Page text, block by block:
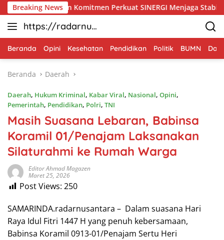
Langsung
ke
konten
Breaking News
Tegaskan Komitmen Perkuat SINERGI Menjaga Stabilitas
https://radarnus
antara.net
Beranda Opini Kesehatan Pendidikan Politik BUMN
Beranda Daerah
Daerah, Hukum Kriminal, Kabar Viral, Nasional, Opini,
Pemerintah, Pendidikan, Polri, TNI
Masih Suasana Lebaran, Babinsa
Koramil 01/Penajam Laksanakan
Silaturahmi ke Rumah Warga
Editor Ahmad Magazen
Maret 25, 2026
Post Views: 250
SAMARINDA.radarnusantara – Dalam suasana Hari
Raya Idul Fitri 1447 H yang penuh kebersamaan,
Babinsa Koramil 0913-01/Penajam Sertu Heri